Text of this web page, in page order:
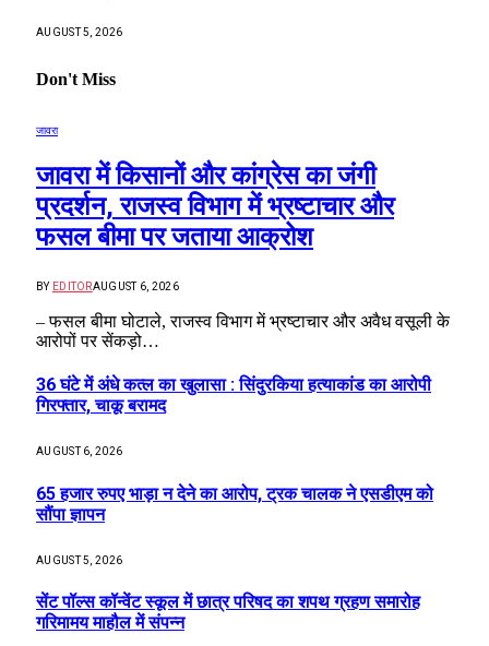
AUGUST 5, 2026
Don't Miss
जावरा
जावरा में किसानों और कांग्रेस का जंगी
प्रदर्शन, राजस्व विभाग में भ्रष्टाचार और
फसल बीमा पर जताया आक्रोश
BY EDITORAUGUST 6, 2026
– फसल बीमा घोटाले, राजस्व विभाग में भ्रष्टाचार और अवैध वसूली के
आरोपों पर सेंकड़ो…
36 घंटे में अंधे कत्ल का खुलासा : सिंदुरकिया हत्याकांड का आरोपी
गिरफ्तार, चाकू बरामद
AUGUST 6, 2026
65 हजार रुपए भाड़ा न देने का आरोप, ट्रक चालक ने एसडीएम को
सौंपा ज्ञापन
AUGUST 5, 2026
सेंट पॉल्स कॉन्वेंट स्कूल में छात्र परिषद का शपथ ग्रहण समारोह
गरिमामय माहौल में संपन्न